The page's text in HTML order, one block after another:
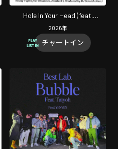
Hole In Your Head (feat.
ILLNANDES & ZIMBACK)
2026年
チャートイン